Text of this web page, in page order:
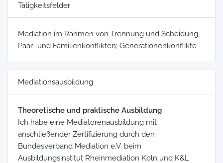
Tätigkeitsfelder
Mediation im Rahmen von Trennung und Scheidung,
Paar- und Familienkonflikten; Generationenkonflikte
Mediationsausbildung
Theoretische und praktische Ausbildung
Ich habe eine Mediatorenausbildung mit
anschließender Zertifizierung durch den
Bundesverband Mediation e.V. beim
Ausbildungsinstitut Rheinmediation Köln und K&L